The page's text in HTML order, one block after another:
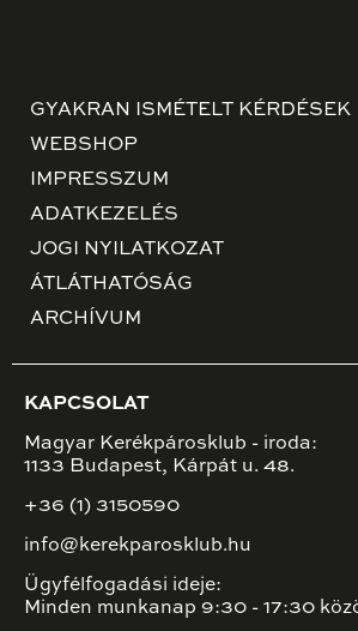
GYAKRAN ISMÉTELT KÉRDÉSEK
WEBSHOP
IMPRESSZUM
ADATKEZELÉS
JOGI NYILATKOZAT
ÁTLÁTHATÓSÁG
ARCHÍVUM
KAPCSOLAT
Magyar Kerékpárosklub - iroda:
1133 Budapest, Kárpát u. 48.
+36 (1) 3150590
info@kerekparosklub.hu
Ügyfélfogadási ideje:
Minden munkanap 9:30 - 17:30